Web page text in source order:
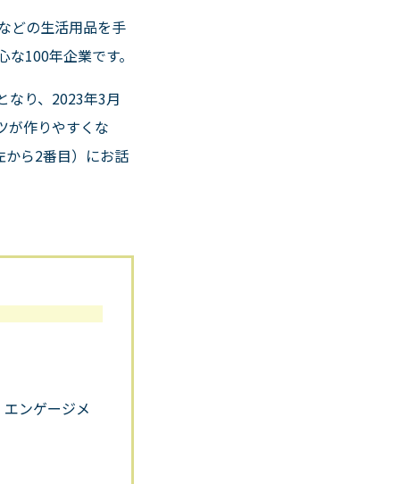
どの生活用品を手
な100年企業です。
り、 2023年3月
が作りやすくな
から2番目）にお話
ンゲージメ